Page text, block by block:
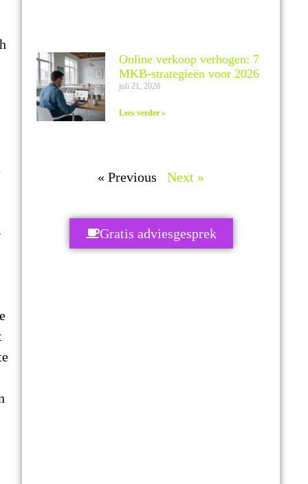
Online verkoop verhogen: 7
MKB-strategieën voor 2026
juli 21, 2026
Lees verder »
« Previous Next »
Gratis adviesgesprek